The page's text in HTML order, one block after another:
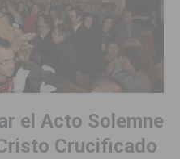
el Acto Solemne
Crucificado